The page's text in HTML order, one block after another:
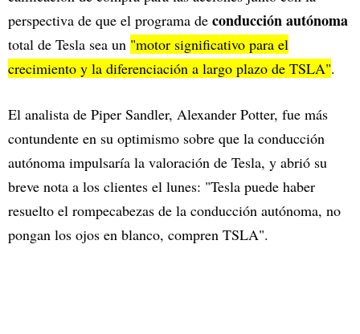
perspectiva de que el programa de conducción autónoma
total de Tesla sea un "motor significativo para el
crecimiento y la diferenciación a largo plazo de TSLA".
El analista de Piper Sandler, Alexander Potter, fue más
contundente en su optimismo sobre que la conducción
autónoma impulsaría la valoración de Tesla, y abrió su
breve nota a los clientes el lunes: "Tesla puede haber
resuelto el rompecabezas de la conducción autónoma, no
pongan los ojos en blanco, compren TSLA".